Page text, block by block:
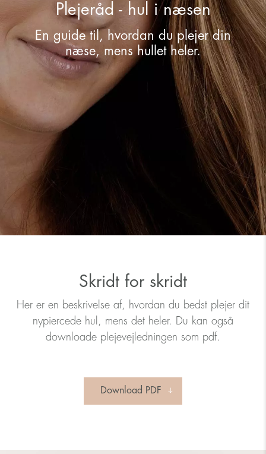
En guide til, hvordan du plejer din
næse, mens hullet heler.
Plejeråd - hul i næsen
Skridt for skridt
Her er en beskrivelse af, hvordan du bedst plejer dit
nypiercede hul, mens det heler. Du kan også
downloade plejevejledningen som pdf.
Download PDF